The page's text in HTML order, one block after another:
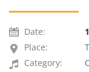
Date:
Place:
Category: